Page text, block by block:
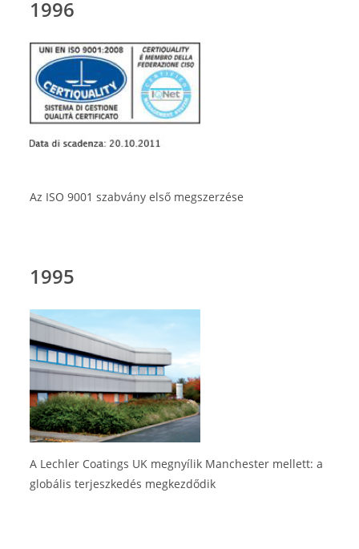
1996
Az ISO 9001 szabvány első megszerzése
1995
A Lechler Coatings UK megnyílik Manchester mellett: a
globális terjeszkedés megkezdődik